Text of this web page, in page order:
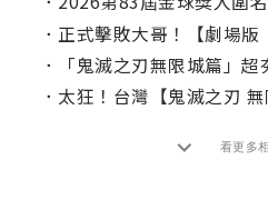
． 正式擊敗大哥！【劇場版「鬼滅之刃」無限城
．
「鬼滅之刃無限城篇」超夯，連
． 太狂！台灣【鬼滅之刃 無限城篇
看更多